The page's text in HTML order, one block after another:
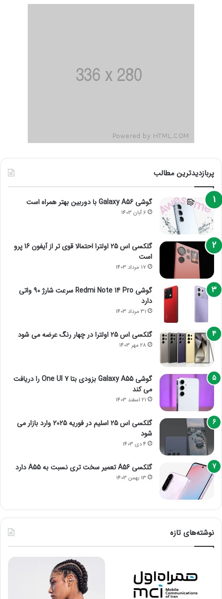
پربازدیدترین مطالب
گوشی Galaxy A56 با دوربین بهتر همراه است
6 آبان 1403
گلکسی اس 25 اولترا احتمالا قوی تر از آیفون 16 پرو
است
17 مرداد 1403
گوشی Redmi Note 14 Pro سرعت شارژ 90 واتی
دارد
31 مرداد 1403
گلکسی اس 25 اولترا در چهار رنگ عرضه می شود
28 مهر 1403
گوشی Galaxy A55 بزودی بتا One UI 7 را دریافت
می کند
21 اسفند 1403
گلکسی اس 25 اسلیم در فوریه 2025 وارد بازار می
شود
4 دی 1403
گلکسی A56 تعمیر سخت تری نسبت به A55 دارد
13 بهمن 1403
نوشته‌های تازه